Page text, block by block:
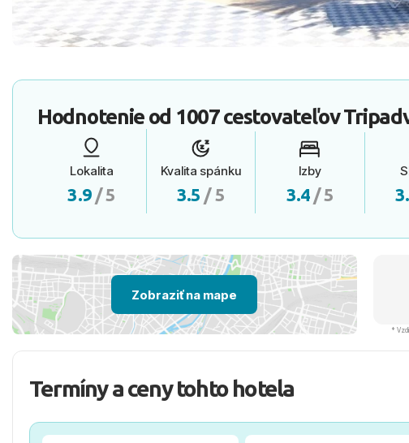
Hodnotenie od 1007 cestovateľov
Lokalita
3.9 / 5
Kvalita spánku
3.5 / 5
Izby
3.4 / 5
Zobraziť na mape
*
Termíny a ceny tohto hotela